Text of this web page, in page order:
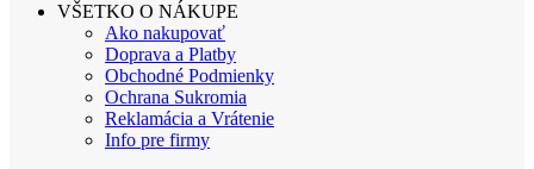
VŠETKO O NÁKUPE
Ako nakupovať
Doprava a Platby
Obchodné Podmienky
Ochrana Sukromia
Reklamácia a Vrátenie
Info pre firmy